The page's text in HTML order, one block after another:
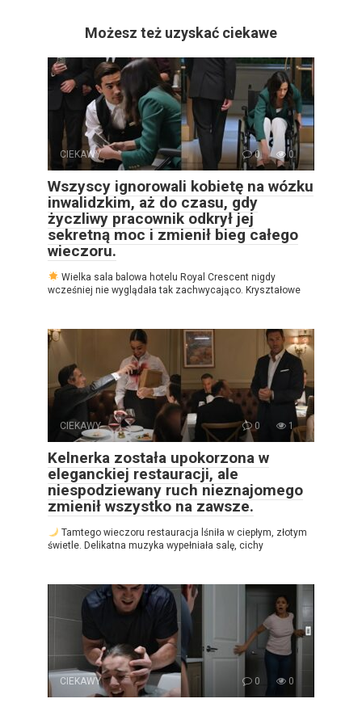
Możesz też uzyskać ciekawe
CIEKAWY 0 0
Wszyscy ignorowali kobietę na wózku
inwalidzkim, aż do czasu, gdy
życzliwy pracownik odkrył jej
sekretną moc i zmienił bieg całego
wieczoru.
Wielka sala balowa hotelu Royal Crescent nigdy
wcześniej nie wyglądała tak zachwycająco. Kryształowe
CIEKAWY 0 1
Kelnerka została upokorzona w
eleganckiej restauracji, ale
niespodziewany ruch nieznajomego
zmienił wszystko na zawsze.
Tamtego wieczoru restauracja lśniła w ciepłym, złotym
świetle. Delikatna muzyka wypełniała salę, cichy
CIEKAWY 0 0